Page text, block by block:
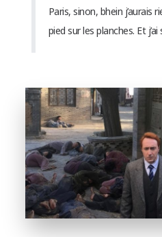
Paris, sinon, bhein j’aurais
pied sur les planches. Et j’ai